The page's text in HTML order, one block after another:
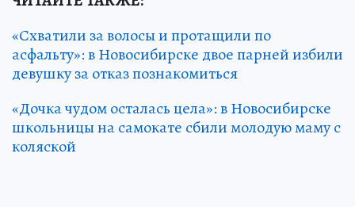
«Схватили за волосы и протащили по
асфальту»: в Новосибирске двое парней избили
девушку за отказ познакомиться
«Дочка чудом осталась цела»: в Новосибирске
школьницы на самокате сбили молодую маму с
коляской